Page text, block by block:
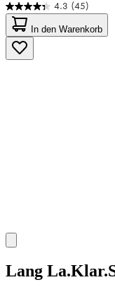
4.3 (45)
4.3
von
5
Sternen.
45
In den Warenkorb
Lang